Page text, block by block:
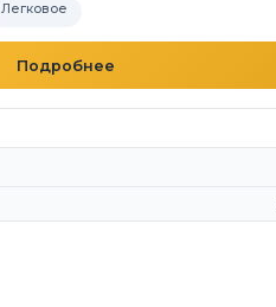
Легковое
Подробнее